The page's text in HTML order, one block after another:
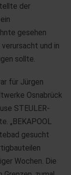
der
gesehen
und in
sollte.
für Jürgen
Osnabrück
STEULER-
„BEKAPOOL
gesucht
Wochen. Die